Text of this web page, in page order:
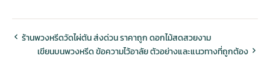
ร้านพวงหรีดวัดไผ่ตัน ส่งด่วน ราคาถูก ดอกไม้สดสวยงาม
เขียนบนพวงหรีด ข้อความไว้อาลัย ตัวอย่างและแนวทางที่ถูกต้อง